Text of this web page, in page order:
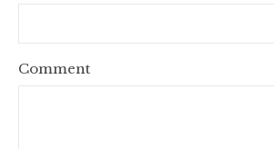
Comment